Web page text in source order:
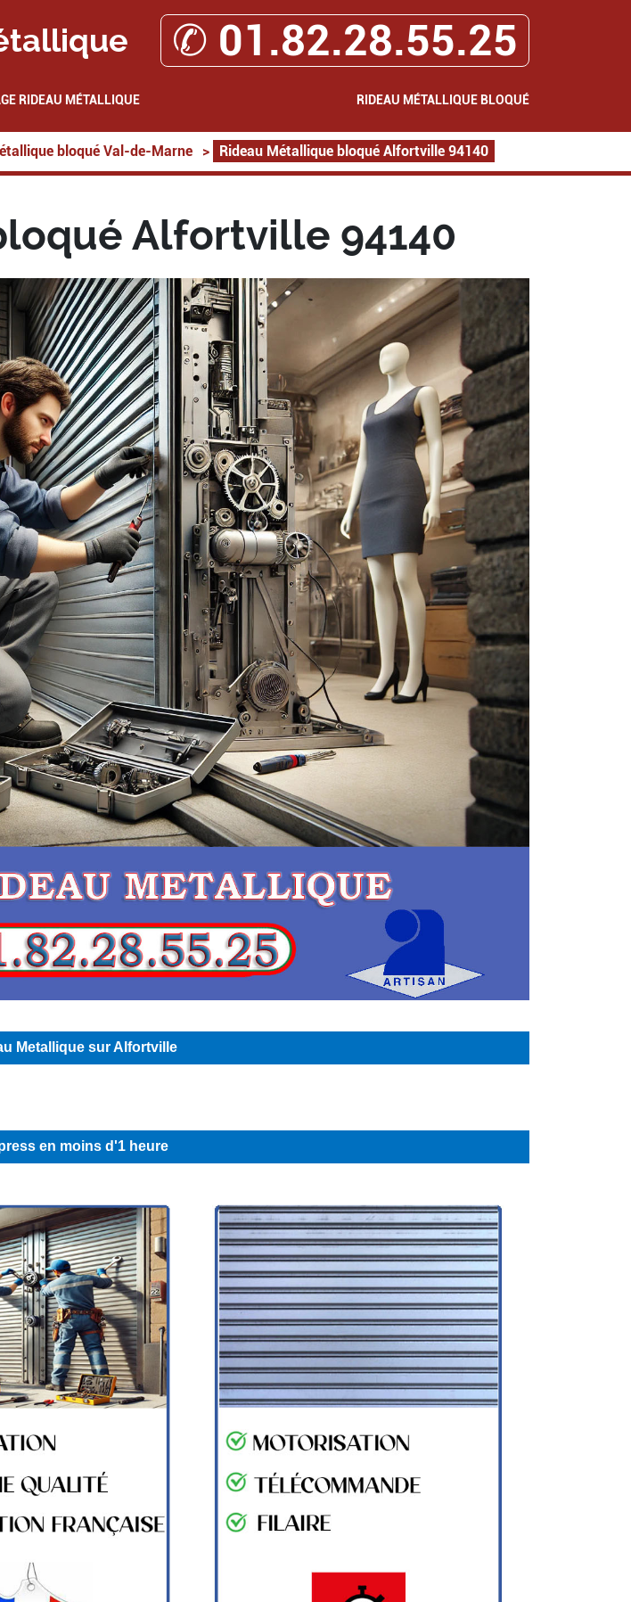
✆ 01.82.28.55.25
RIDEAU MÉTALLIQUE RIDEAU MÉTALLIQUE BLOQUÉ
bloqué Val-de-Marne > Rideau Métallique bloqué Alfortville 94140
Alfortville 94140
Metallique sur Alfortville
en moins d'1 heure